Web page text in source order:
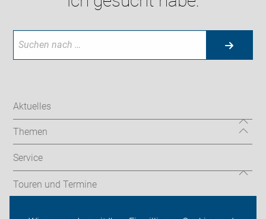
Aktuelles
Themen
Service
Touren und Termine